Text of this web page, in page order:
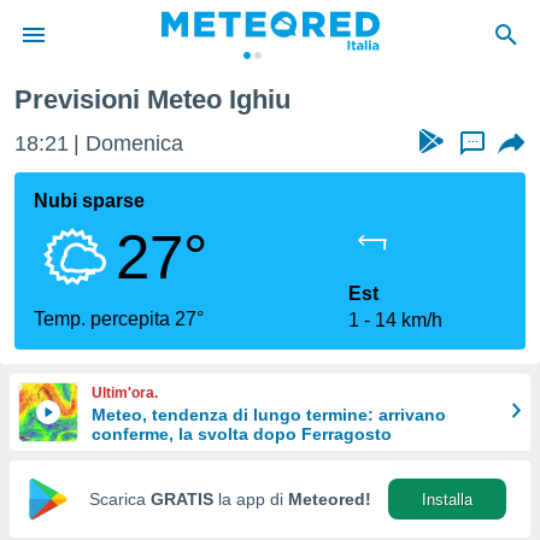
di
per
le
di
Web
Previsioni Meteo Ighiu
18:21 Domenica ...
Nubi sparse
27°
Temp. percepita 27°
Est
1
14 km/h
Ultim'ora.
Meteo, tendenza di lungo termine: arrivano
conferme, la svolta dopo Ferragosto
Scarica GRATIS la app di Meteored! Installa